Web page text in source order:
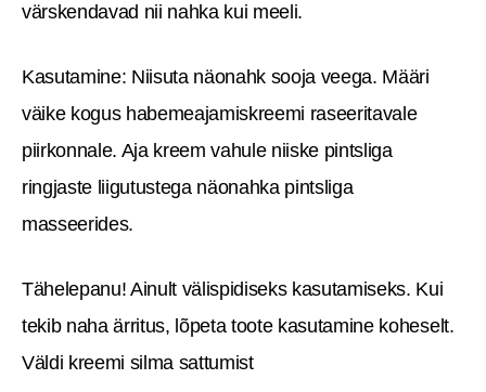
värskendavad nii nahka kui meeli.
Kasutamine: Niisuta näonahk sooja veega. Määri
väike kogus habemeajamiskreemi raseeritavale
piirkonnale. Aja kreem vahule niiske pintsliga
ringjaste liigutustega näonahka pintsliga
masseerides.
Tähelepanu! Ainult välispidiseks kasutamiseks. Kui
tekib naha ärritus, lõpeta toote kasutamine koheselt.
Väldi kreemi silma sattumist